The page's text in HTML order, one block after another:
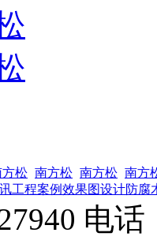
方松 南方松 南方松 南方
工程案例效果图设计防腐
电话